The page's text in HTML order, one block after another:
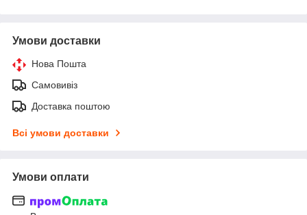
Умови доставки
Нова Пошта
Самовивіз
Доставка поштою
Всі умови доставки
Умови оплати